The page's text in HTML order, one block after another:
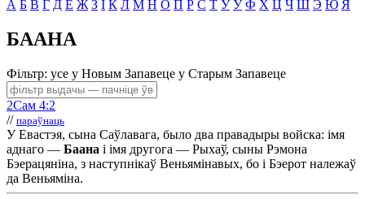
А Б В Г Д Е Ж З І К Л М Н О П Р С Т У Ў Ф Х Ц Ч Ш Э Ю Я
БААНА
Фільтр: усе у Новым Запавеце у Старым Запавеце
2Сам 4:2
// параўнаць
У Евастэя, сына Саўлавага, было два правадыры войска: імя
аднаго — Баана і імя другога — Рыхаў, сыны Рэмона
Бэерацяніна, з наступнікаў Веньямінавых, бо і Бэерот належаў
да Веньяміна.